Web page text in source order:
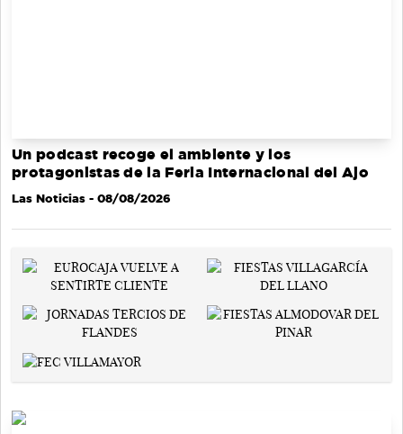
Un podcast recoge el ambiente y los
protagonistas de la Feria Internacional del Ajo
Las Noticias - 08/08/2026